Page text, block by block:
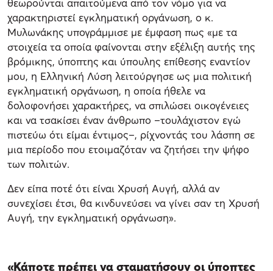
θεωρούνται απαιτούμενα από τον νόμο για να
χαρακτηριστεί εγκληματική οργάνωση, ο κ.
Μυλωνάκης υπογράμμισε με έμφαση πως «με τα
στοιχεία τα οποία φαίνονται στην εξέλιξη αυτής της
βρόμικης, ύποπτης και ύπουλης επίθεσης εναντίον
μου, η Ελληνική Λύση λειτούργησε ως μια πολιτική
εγκληματική οργάνωση, η οποία ήθελε να
δολοφονήσει χαρακτήρες, να σπιλώσει οικογένειες
και να τσακίσει έναν άνθρωπο –τουλάχιστον εγώ
πιστεύω ότι είμαι έντιμος–, ρίχνοντάς του λάσπη σε
μια περίοδο που ετοιμαζόταν να ζητήσει την ψήφο
των πολιτών.
Δεν είπα ποτέ ότι είναι Χρυσή Αυγή, αλλά αν
συνεχίσει έτσι, θα κινδυνεύσει να γίνει σαν τη Χρυσή
Αυγή, την εγκληματική οργάνωση».
«Κάποτε πρέπει να σταματήσουν οι ύποπτες